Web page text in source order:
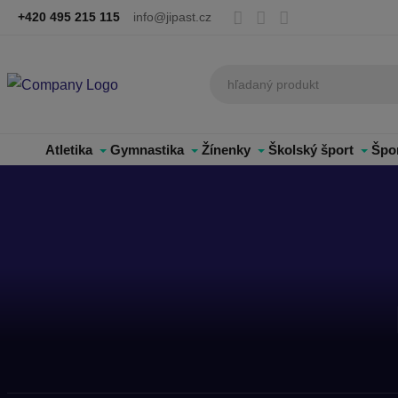
+420 495 215 115 info@jipast.cz
Atletika Gymnastika Žínenky Školský šport